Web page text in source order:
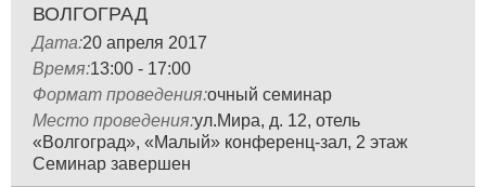
ВОЛГОГРАД
Дата:20 апреля 2017
Время:13:00 - 17:00
Формат проведения:очный семинар
Место проведения:ул.Мира, д. 12, отель
«Волгоград», «Малый» конференц-зал, 2 этаж
Семинар завершен